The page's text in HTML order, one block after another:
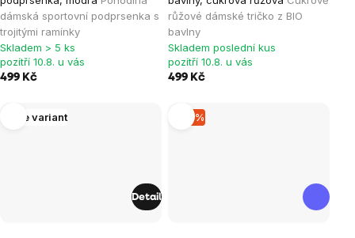
dámská sportovní podprsenka s
trojitými ramínky
Skladem > 5 ks
pozítří 10.8. u vás
499 Kč
růžové dámské tričko z BIO
bavlny
Skladem poslední kus
pozítří 10.8. u vás
499 Kč
Více variant
Detail
–10 %